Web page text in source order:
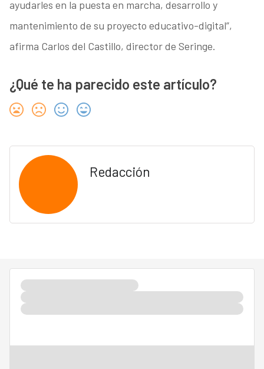
ayudarles en la puesta en marcha, desarrollo y
mantenimiento de su proyecto educativo-digital”,
afirma Carlos del Castillo, director de Seringe.
¿Qué te ha parecido este artículo?
Redacción